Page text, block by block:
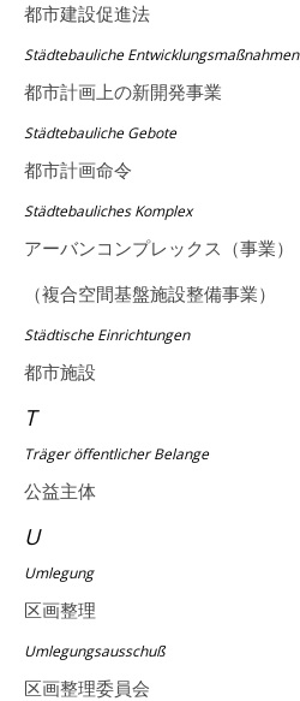
都市建設促進法
Städtebauliche Entwicklungsmaßnahmen
都市計画上の新開発事業
Städtebauliche Gebote
都市計画命令
Städtebauliches Komplex
アーバンコンプレックス（事業）
（複合空間基盤施設整備事業）
Städtische Einrichtungen
都市施設
T
Träger öffentlicher Belange
公益主体
U
Umlegung
区画整理
Umlegungsausschuß
区画整理委員会